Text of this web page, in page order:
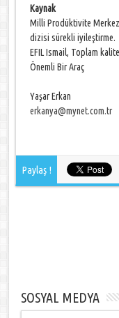
Kaynak
Milli Prodüktivite
dizisi sürekli iyileştirme.
EFIL Ismail, Toplam
Önemli Bir Araç
Yaşar Erkan
erkanya@mynet.com.tr
Paylaş !
SOSYAL MEDYA